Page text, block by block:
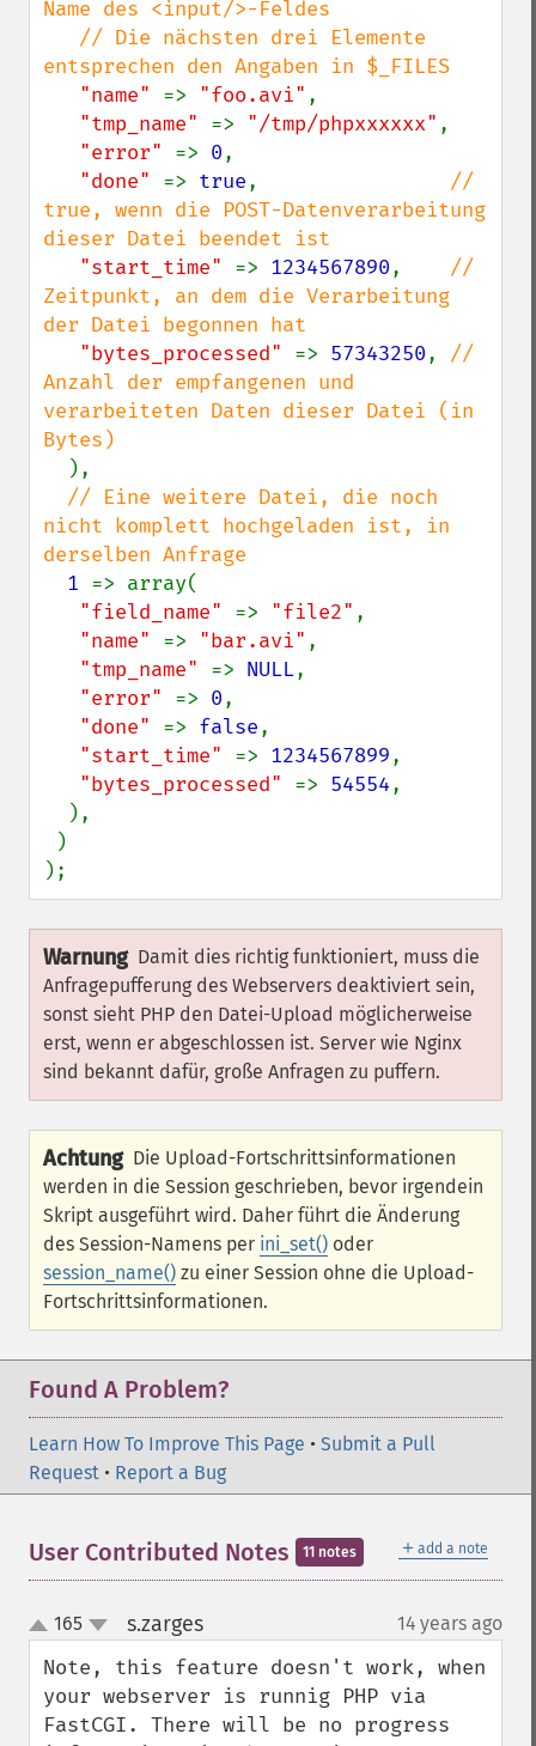
Name des <input/>-Feldes
entsprechen den Angaben in $_FILES
"name" => "foo.avi" ,
"tmp_name" => "/tmp/phpxxxxxx" ,
"error" => 0,
"done" => true, //
true, wenn die POST-Datenverarbeitung
dieser Datei beendet ist
"start_time" => 1234567890, //
Zeitpunkt, an dem die Verarbeitung
der Datei begonnen hat
"bytes_processed" => 57343250, //
Anzahl der empfangenen und
verarbeiteten Daten dieser Datei (in
Bytes)
),
// Eine weitere Datei, die noch
nicht komplett hochgeladen ist, in
derselben Anfrage
1 => array(
"field_name" => "file2" ,
"name" => "bar.avi" ,
"tmp_name" => NULL,
"error" => 0,
"done" => false,
"start_time" => 1234567899,
"bytes_processed" => 54554,
);
Warnung Damit dies richtig funktioniert, muss die
Anfragepufferung des Webservers deaktiviert sein,
sonst sieht PHP den Datei-Upload möglicherweise
erst, wenn er abgeschlossen ist. Server wie Nginx
sind bekannt dafür, große Anfragen zu puffern.
Achtung Die Upload-Fortschrittsinformationen
werden in die Session geschrieben, bevor irgendein
Skript ausgeführt wird. Daher führt die Änderung
des Session-Namens per ini_set() oder
session_name() zu einer Session ohne die Upload-
Fortschrittsinformationen.
Found A Problem?
Learn How To Improve This Page • Submit a Pull
Request • Report a Bug
＋ add a note
User Contributed Notes 11 notes
up
down
165 s.zarges¶ 14 years ago
Note, this feature doesn't work, when
your webserver is runnig PHP via
FastCGI. There will be no progress